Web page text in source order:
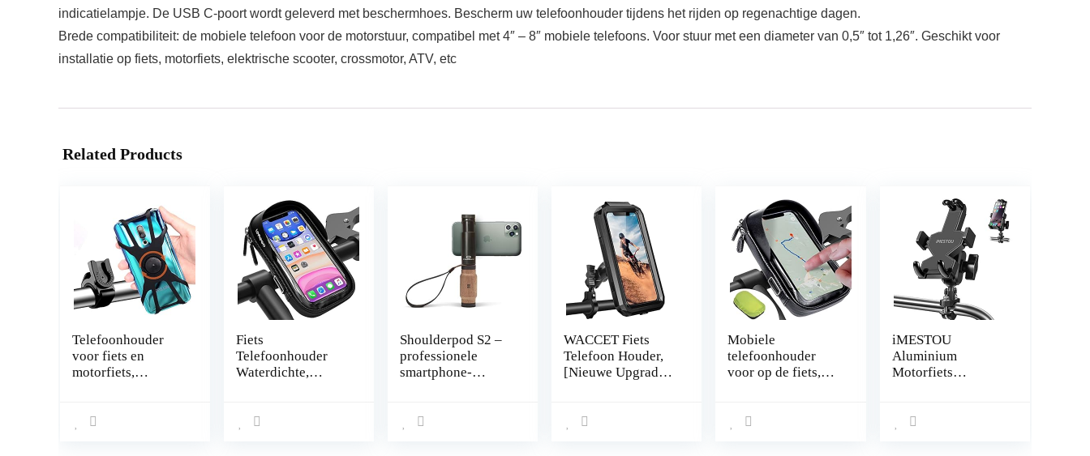
indicatielampje. De USB C-poort wordt geleverd met beschermhoes. Bescherm uw telefoonhouder tijdens het rijden op regenachtige dagen.
Brede compatibiliteit: de mobiele telefoon voor de motorstuur, compatibel met 4″ – 8″ mobiele telefoons. Voor stuur met een diameter van 0,5″ tot 1,26″. Geschikt voor
installatie op fiets, motorfiets, elektrische scooter, crossmotor, ATV, etc
Related Products
Telefoonhouder
voor fiets en
motorfiets,
afneembaar, houder
Fiets
Telefoonhouder
Waterdichte,
Motorfiets Scooter
Shoulderpod S2 –
professionele
smartphone-
en filmgreep voor
WACCET Fiets
Telefoon Houder,
[Nieuwe Upgraded]
Waterdicht 360 °
Mobiele
telefoonhouder
voor op de fiets,
voor navigatie,
iMESTOU
Aluminium
Motorfiets
Stuurpen Mobiele